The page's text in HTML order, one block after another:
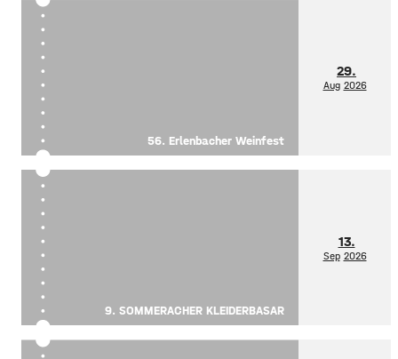
56. Erlenbacher Weinfest
29.
Aug 2026
9. SOMMERACHER KLEIDERBASAR
13.
Sep 2026